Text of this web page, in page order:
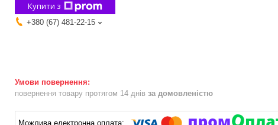
Купити з
+380 (67) 481-22-15
повернення товару протягом 14 днів за домовленістю